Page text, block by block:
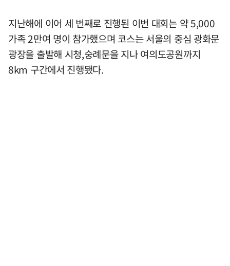
지난해에 이어 세 번째로 진행된 이번 대회는 약 5,000
가족 2만여 명이 참가했으며 코스는 서울의 중심 광화문
광장을 출발해 시청,숭례문을 지나 여의도공원까지
8km 구간에서 진행됐다.